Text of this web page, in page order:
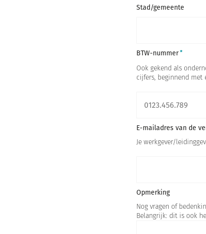
Stad/gemeente
BTW-nummer
Ook gekend als
cijfers, beginnend met
E-mailadres van de
Je werkgever/
Opmerking
Nog vragen of
Belangrijk: dit is ook